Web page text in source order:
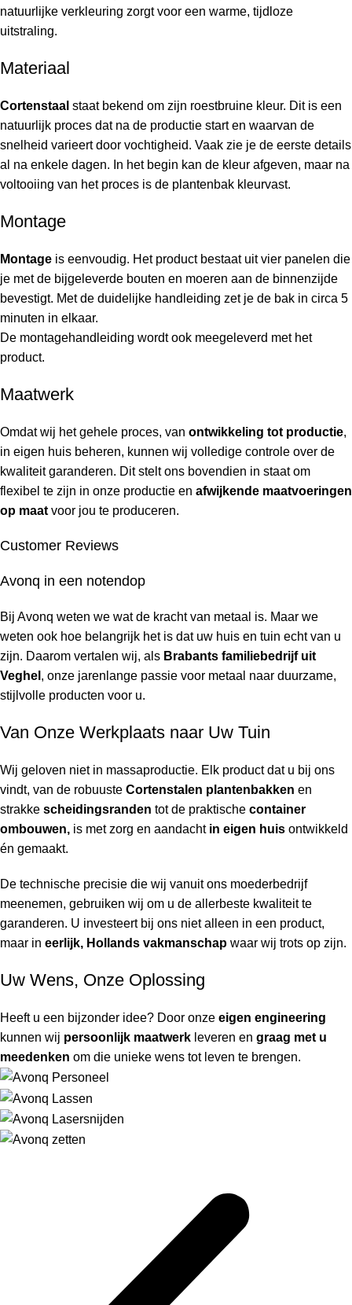
natuurlijke verkleuring zorgt voor een warme, tijdloze
uitstraling.
Materiaal
Cortenstaal staat bekend om zijn roestbruine kleur. Dit is een
natuurlijk proces dat na de productie start en waarvan de
snelheid varieert door vochtigheid. Vaak zie je de eerste details
al na enkele dagen. In het begin kan de kleur afgeven, maar na
voltooiing van het proces is de plantenbak kleurvast.
Montage
Montage is eenvoudig. Het product bestaat uit vier panelen die
je met de bijgeleverde bouten en moeren aan de binnenzijde
bevestigt. Met de duidelijke handleiding zet je de bak in circa 5
minuten in elkaar.
De montagehandleiding wordt ook meegeleverd met het
product.
Maatwerk
Omdat wij het gehele proces, van ontwikkeling tot productie,
in eigen huis beheren, kunnen wij volledige controle over de
kwaliteit garanderen. Dit stelt ons bovendien in staat om
flexibel te zijn in onze productie en afwijkende maatvoeringen
op maat voor jou te produceren.
Customer Reviews
Avonq in een notendop
Bij Avonq weten we wat de kracht van metaal is. Maar we
weten ook hoe belangrijk het is dat uw huis en tuin echtvan u
zijn. Daarom vertalen wij, als Brabants familiebedrijf uit
Veghel , onze jarenlange passie voor metaal naar duurzame,
stijlvolle producten voor u.
Van Onze Werkplaats naar Uw Tuin
Wij geloven niet in massaproductie. Elk product dat u bij ons
vindt, van de robuuste Cortenstalen plantenbakken en
strakke scheidingsranden tot de praktische container
ombouwen, is met zorg en aandacht in eigen huis ontwikkeld
én gemaakt.
De technische precisie die wij vanuit ons moederbedrijf
meenemen, gebruiken wij om u de allerbeste kwaliteit te
garanderen. U investeert bij ons niet alleen in een product,
maar in eerlijk, Hollands vakmanschap waar wij trots op zijn.
Uw Wens, Onze Oplossing
Heeft u een bijzonder idee? Door onze eigen engineering
kunnen wij persoonlijk maatwerk leveren en graag met u
meedenken om die unieke wens tot leven te brengen.